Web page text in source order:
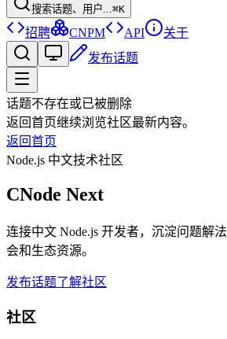
搜索话题、用户...⌘K
招聘 CNPM API
关于
发布话题
话题不存在或已被删除
返回首页继续浏览社区最新内容。
返回首页
Node.js 中文技术社区
CNode Next
连接中文 Node.js 开发者，沉淀问题解
会和生态资源。
发布话题了解社区
社区